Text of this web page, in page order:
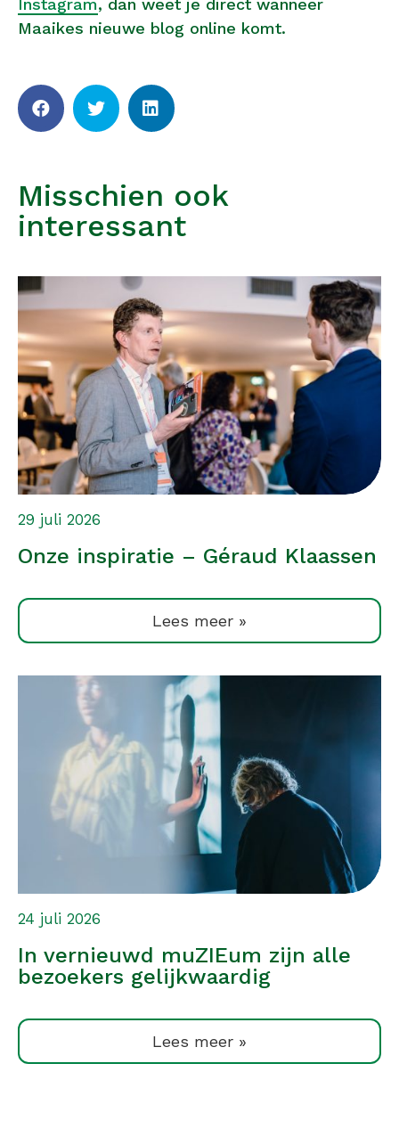
Instagram, dan weet je direct wanneer
Maaikes nieuwe blog online komt.
Misschien ook
interessant
Onze inspiratie – Géraud Klaassen
29 juli 2026
Lees meer »
In vernieuwd muZIEum zijn alle
bezoekers gelijkwaardig
24 juli 2026
Lees meer »